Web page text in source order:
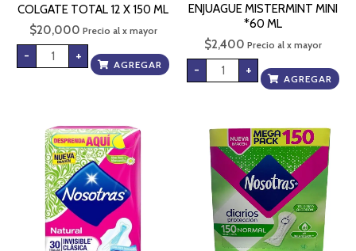
COLGATE TOTAL 12 X 150 ML
$20,000 Precio al x mayor
- +
AGREGAR
ENJUAGUE MISTERMINT MINI
*60 ML
$2,400 Precio al x mayor
- +
AGREGAR
NOSOTRAS
CLASICA
TELA
*30
UND
cantidad
NOSOTRAS
NORMAL
150
cantidad